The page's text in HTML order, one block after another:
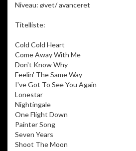
Niveau: øvet/ avanceret
Titelliste:
Cold Cold Heart
Come Away With Me
Don't Know Why
Feelin' The Same Way
I've Got To See You Again
Lonestar
Nightingale
One Flight Down
Painter Song
Seven Years
Shoot The Moon